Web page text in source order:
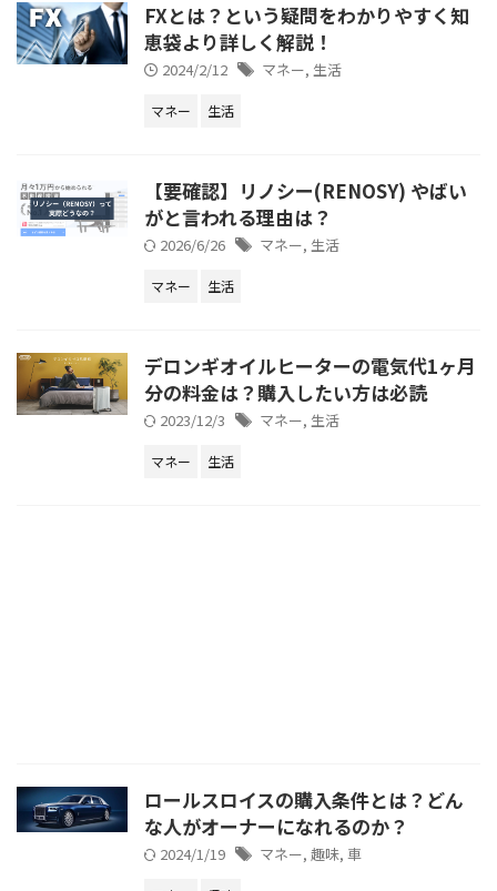
FXとは？という疑問をわかりやすく知
恵袋より詳しく解説！
2024/2/12 マネー, 生活
マネー 生活
【要確認】リノシー(RENOSY) やばい
がと言われる理由は？
2026/6/26 マネー, 生活
マネー 生活
デロンギオイルヒーターの電気代1ヶ月
分の料金は？購入したい方は必読
2023/12/3 マネー, 生活
マネー 生活
ロールスロイスの購入条件とは？どん
な人がオーナーになれるのか？
2024/1/19 マネー, 趣味, 車